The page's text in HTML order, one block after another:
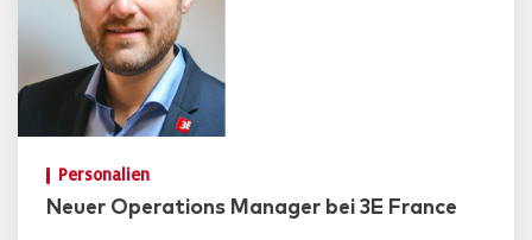
Personalien
Neuer Operations Manager bei 3E France